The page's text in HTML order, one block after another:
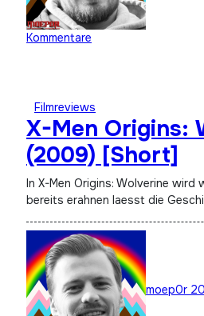
Kommentare
Filmreviews
X-Men Origins:
(2009) [Short]
In X-Men Origins: Wolverine wird wie sich aus dem Titel
bereits erahnen laesst die
moep0r